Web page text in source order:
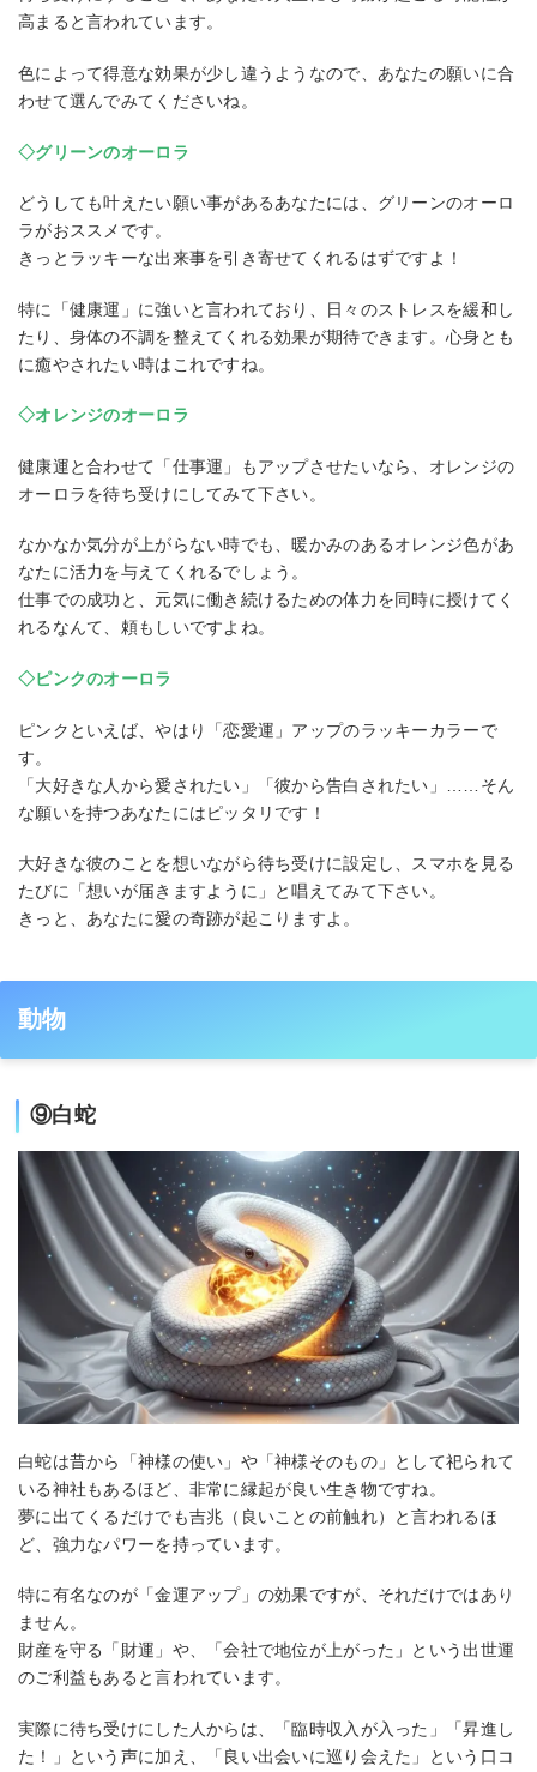
高まると言われています。
色によって得意な効果が少し違うようなので、あなたの願いに合
わせて選んでみてくださいね。
◇グリーンのオーロラ
どうしても叶えたい願い事があるあなたには、グリーンのオーロ
ラがおススメです。
きっとラッキーな出来事を引き寄せてくれるはずですよ！
特に「健康運」に強いと言われており、日々のストレスを緩和し
たり、身体の不調を整えてくれる効果が期待できます。心身とも
に癒やされたい時はこれですね。
◇オレンジのオーロラ
健康運と合わせて「仕事運」もアップさせたいなら、オレンジの
オーロラを待ち受けにしてみて下さい。
なかなか気分が上がらない時でも、暖かみのあるオレンジ色があ
なたに活力を与えてくれるでしょう。
仕事での成功と、元気に働き続けるための体力を同時に授けてく
れるなんて、頼もしいですよね。
◇ピンクのオーロラ
ピンクといえば、やはり「恋愛運」アップのラッキーカラーで
す。
「大好きな人から愛されたい」「彼から告白されたい」……そん
な願いを持つあなたにはピッタリです！
大好きな彼のことを想いながら待ち受けに設定し、スマホを見る
たびに「想いが届きますように」と唱えてみて下さい。
きっと、あなたに愛の奇跡が起こりますよ。
動物
⑨白蛇
白蛇は昔から「神様の使い」や「神様そのもの」として祀られて
いる神社もあるほど、非常に縁起が良い生き物ですね。
夢に出てくるだけでも吉兆（良いことの前触れ）と言われるほ
ど、強力なパワーを持っています。
特に有名なのが「金運アップ」の効果ですが、それだけではあり
ません。
財産を守る「財運」や、「会社で地位が上がった」という出世運
のご利益もあると言われています。
実際に待ち受けにした人からは、「臨時収入が入った」「昇進し
た！」という声に加え、「良い出会いに巡り会えた」という口コ